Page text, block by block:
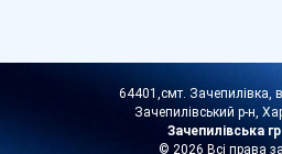
64401,смт. Зачепилівка,
Зачепилівський р-н,
Зачепилівська
© 2026 Всі права